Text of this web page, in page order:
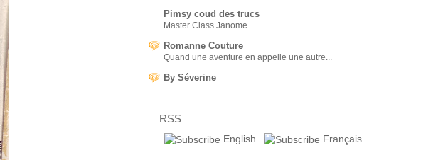
Pimsy coud des trucs
Master Class Janome
Romanne Couture
Quand une aventure en appelle une autre...
By Séverine
RSS
English Français